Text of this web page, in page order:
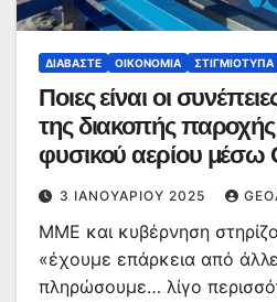
ΔΙΑΒΆΣΤΕ ΟΙΚΟΝΟΜΊΑ ΣΤΙΓΜΙΌΤΥΠΑ
Ποιες είναι οι
της διακοπής
φυσικού αερίου μέσω
ακρίβεια θα
3 ΙΑΝΟΥΑΡΊΟΥ 2025
ΜΜΕ και κυβέρνηση
«έχουμε επάρκεια από
πληρώσουμε… λίγο